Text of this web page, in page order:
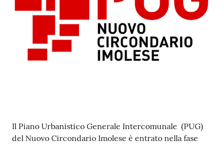
Contenuto
Il Piano Urbanistico Generale Intercomunale (PUG)
del Nuovo Circondario Imolese è entrato nella fase